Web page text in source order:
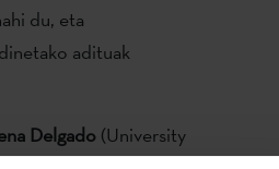
du, eta
adituak
Delgado(University